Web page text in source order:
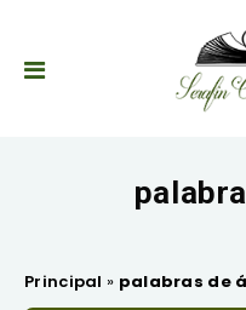
Principal » palabras de